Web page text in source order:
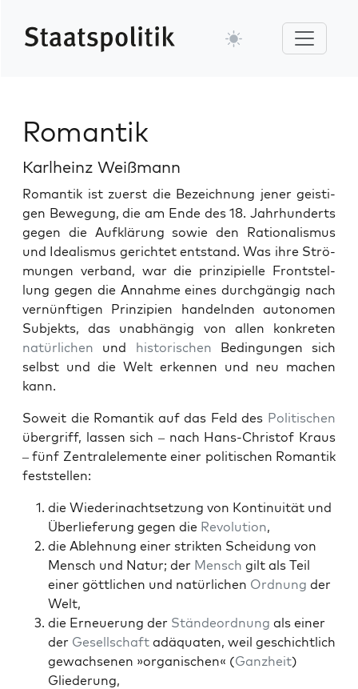
Romantik
Karlheinz Weißmann
Roman­tik ist zuerst die Beze­ich­nung jen­er geisti­
gen Bewe­gung, die am Ende des 18. Jahrhun­derts
gegen die Aufk­lärung sowie den Ratio­nal­is­mus
und Ide­al­is­mus gerichtet ent­stand. Was ihre Strö­
mungen ver­band, war die prinzip­ielle Frontstel­
lung gegen die Annahme eines durchgängig nach
vernün­fti­gen Prinzip­i­en han­del­nden autonomen
Sub­jek­ts, das unab­hängig von allen konkreten
natür­lichen und his­torischen Bedin­gun­gen sich
selb­st und die Welt erken­nen und neu machen
kann.
Soweit die Roman­tik auf das Feld des Poli­tis­chen
über­griff, lassen sich – nach Hans-Christof Kraus
– fünf Zen­tralele­mente ein­er poli­tis­chen Roman­tik
fest­stellen:
die Wiederi­nacht­set­zung von Kon­ti­nu­ität und
Über­liefer­ung gegen die Rev­o­lu­tion,
die Ablehnung ein­er strik­ten Schei­dung von
Men­sch und Natur; der Men­sch gilt als Teil
ein­er göt­tlichen und natür­lichen Ord­nung der
Welt,
die Erneuerung der Stän­de­ord­nung als ein­er
der Gesellschaft adäquat­en, weil geschichtlich
gewach­se­nen »organ­is­chen« (Ganzheit)
Gliederung,